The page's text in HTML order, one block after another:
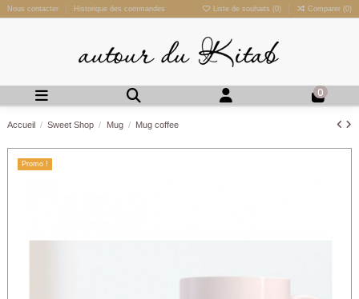
Nous contacter Historique des commandes Liste de souhaits (0) Comparer (0)
0
Accueil Sweet Shop Mug Mug coffee
Promo !